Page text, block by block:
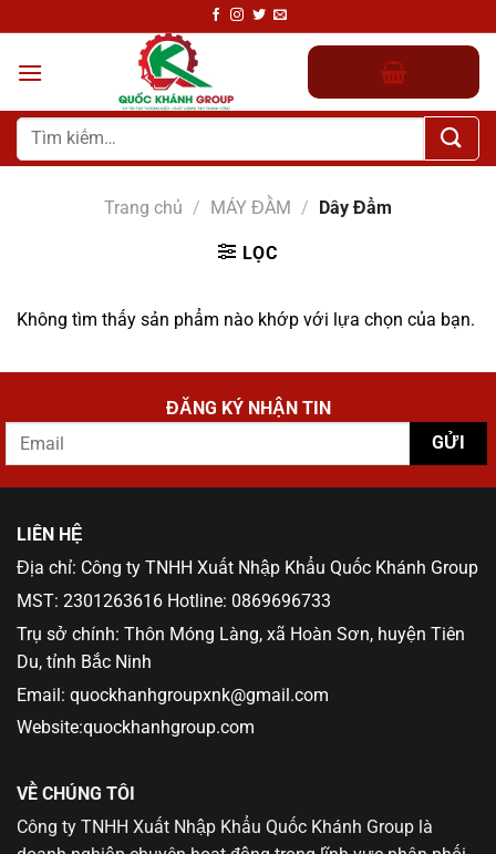
đến
nội
Tìm
kiếm:
Trang chủ / MÁY ĐẦM / Dây Đầm
LỌC
Không tìm thấy sản phẩm nào khớp với lựa chọn của bạn.
ĐĂNG KÝ NHẬN TIN
LIÊN HỆ
Địa chỉ: Công ty TNHH Xuất Nhập Khẩu Quốc Khánh Group
MST: 2301263616 Hotline: 0869696733
Trụ sở chính: Thôn Móng Làng, xã Hoàn Sơn, huyện Tiên
Du, tỉnh Bắc Ninh
Email: quockhanhgroupxnk@gmail.com
Website:quockhanhgroup.com
VỀ CHÚNG TÔI
Công ty TNHH Xuất Nhập Khẩu Quốc Khánh Group là